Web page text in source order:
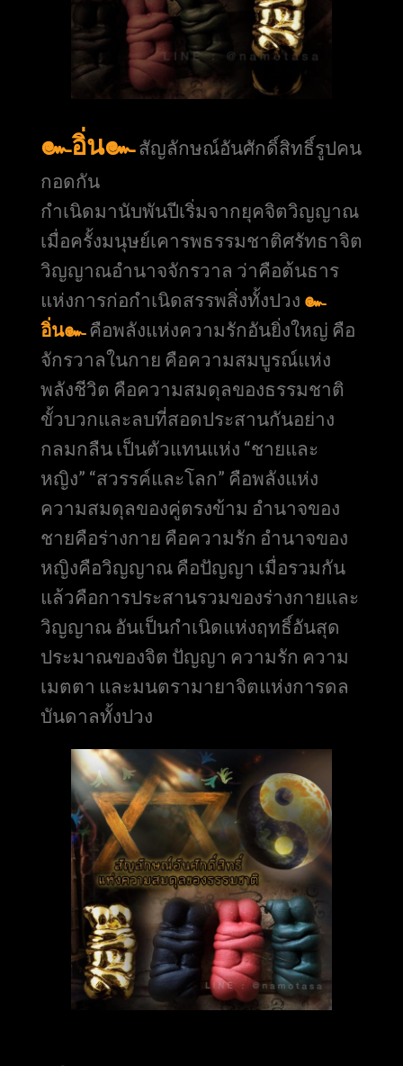
๛อิ่น๛สัญลักษณ์อันศักดิ์สิทธิ์รูปคน
กอดกัน
กำเนิดมานับพันปีเริ่มจากยุคจิตวิญญาณ
เมื่อครั้งมนุษย์เคารพธรรมชาติศรัทธาจิต
วิญญาณอำนาจจักรวาล ว่าคือต้นธาร
แห่งการก่อกำเนิดสรรพสิ่งทั้งปวง ๛
อิ่น๛คือพลังแห่งความรักอันยิ่งใหญ่ คือ
จักรวาลในกาย คือความสมบูรณ์แห่ง
พลังชีวิต คือความสมดุลของธรรมชาติ
ขั้วบวกและลบที่สอดประสานกันอย่าง
กลมกลืน เป็นตัวแทนแห่ง “ชายและ
หญิง” “สวรรค์และโลก” คือพลังแห่ง
ความสมดุลของคู่ตรงข้าม อำนาจของ
ชายคือร่างกาย คือความรัก อำนาจของ
หญิงคือวิญญาณ คือปัญญา เมื่อรวมกัน
แล้วคือการประสานรวมของร่างกายและ
วิญญาณ อันเป็นกำเนิดแห่งฤทธิ์อันสุด
ประมาณของจิต ปัญญา ความรัก ความ
เมตตา และมนตรามายาจิตแห่งการดล
บันดาลทั้งปวง